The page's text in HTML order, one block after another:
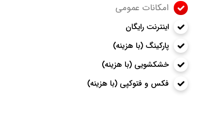
امکانات عمومی
اینترنت رایگان
پارکینگ (با هزینه)
خشکشویی (با هزینه)
فکس و فتوکپی (با هزینه)